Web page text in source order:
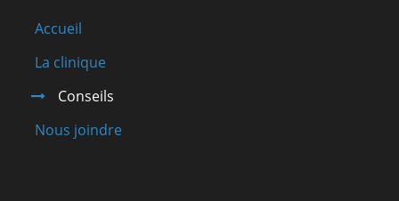
Accueil
La clinique
Conseils
Nous joindre